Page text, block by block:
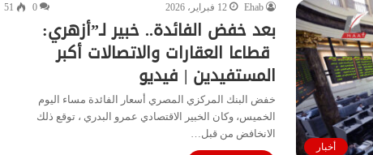
أخبار
Ehab 12 فبراير، 2026 0
51
بعد خفض الفائدة.. خبير لـ”أزهري:
قطاعا العقارات والاتصالات أكبر
المستفيدين | فيديو
خفض البنك المركزي المصري أسعار الفائدة مساء اليوم
الخميس، وكان الخبير الاقتصادي عمرو البدري ، توقع ذلك
الانخافض من قبل…